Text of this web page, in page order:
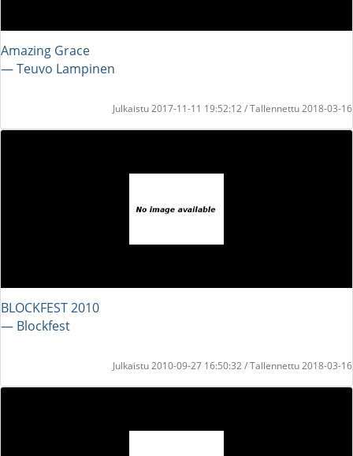
Amazing Grace
― Teuvo Lampinen
Julkaistu 2017-11-11 19:52:12 / Tallennettu 2018-03-16
BLOCKFEST 2010
― Blockfest
Julkaistu 2010-09-27 16:50:32 / Tallennettu 2018-03-16